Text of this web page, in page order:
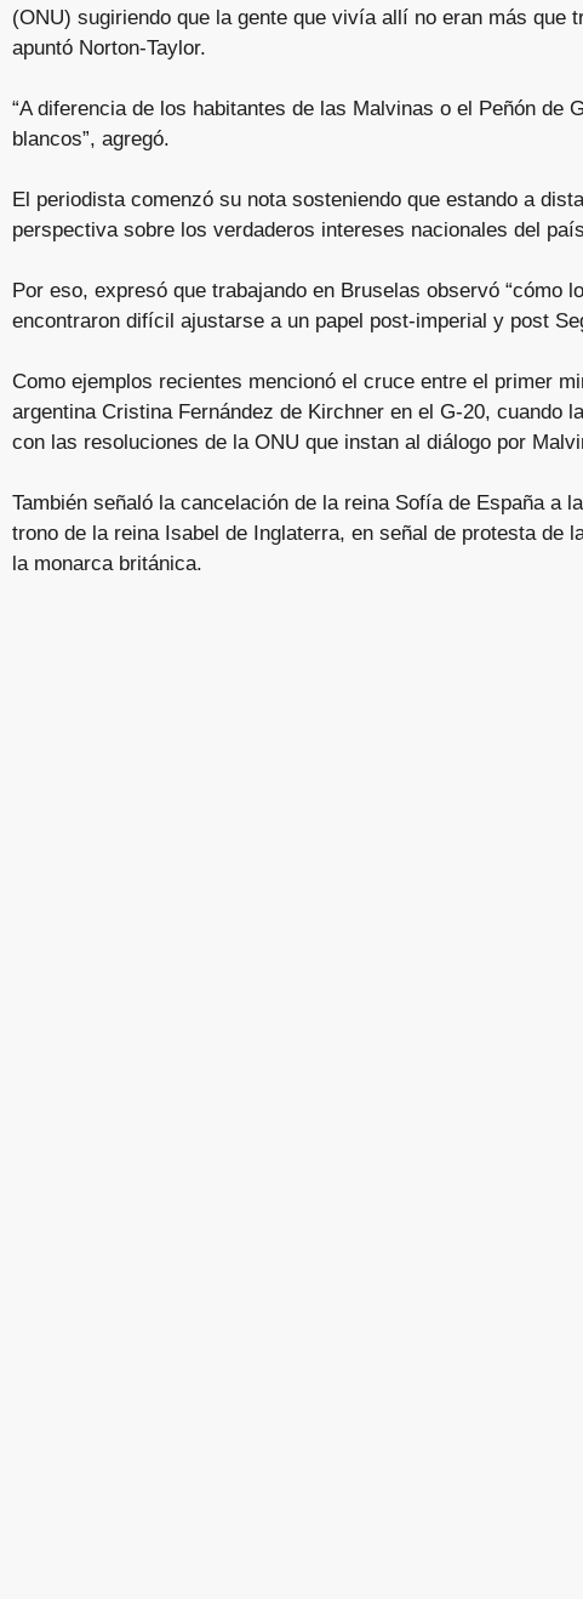
(ONU) sugiriendo que la gente que vivía allí no eran más que
apuntó Norton-Taylor.
“A diferencia de los habitantes de las Malvinas o el Peñón de
blancos”, agregó.
El periodista comenzó su nota sosteniendo que estando a
perspectiva sobre los verdaderos intereses nacionales del
Por eso, expresó que trabajando en Bruselas observó “cómo
encontraron difícil ajustarse a un papel post-imperial y post
Como ejemplos recientes mencionó el cruce entre el primer
argentina Cristina Fernández de Kirchner en el G-20, cuando
con las resoluciones de la ONU que instan al diálogo por
También señaló la cancelación de la reina Sofía de España a
trono de la reina Isabel de Inglaterra, en señal de protesta de
la monarca británica.